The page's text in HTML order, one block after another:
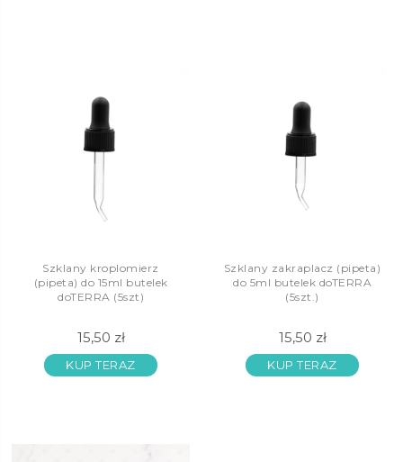
Szklany kroplomierz
(pipeta) do 15ml butelek
doTERRA (5szt)
15,50 zł
KUP TERAZ
Szklany zakraplacz (pipeta)
do 5ml butelek doTERRA
(5szt.)
15,50 zł
KUP TERAZ